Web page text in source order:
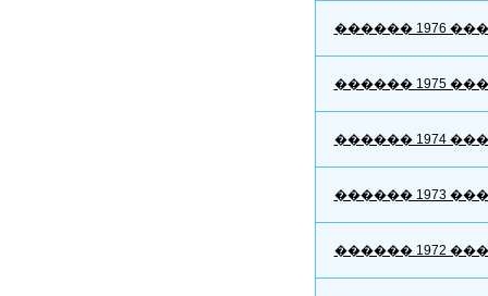
������ 1976
������ 1975
������ 1974
������ 1973
������ 1972